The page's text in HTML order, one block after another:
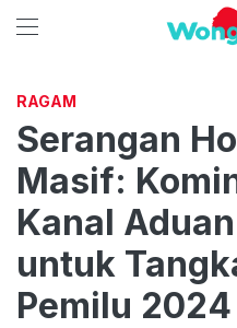
RAGAM
Serangan
Masif:
Kanal
untuk
Pemilu 2024